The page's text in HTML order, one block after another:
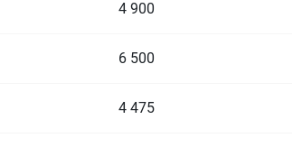
4 900
6 500
4 475